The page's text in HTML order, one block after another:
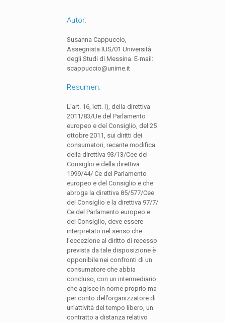
Autor:
Susanna Cappuccio,
Assegnista IUS/01 Università
degli Studi di Messina. E-mail:
scappuccio@unime.it
Resumen:
L’art. 16, lett. l), della direttiva
2011/83/Ue del Parlamento
europeo e del Consiglio, del 25
ottobre 2011, sui diritti dei
consumatori, recante modifica
della direttiva 93/13/Cee del
Consiglio e della direttiva
1999/44/ Ce del Parlamento
europeo e del Consiglio e che
abroga la direttiva 85/577/Cee
del Consiglio e la direttiva 97/7/
Ce del Parlamento europeo e
del Consiglio, deve essere
interpretato nel senso che
l’eccezione al diritto di recesso
prevista da tale disposizione è
opponibile nei confronti di un
consumatore che abbia
concluso, con un intermediario
che agisce in nome proprio ma
per conto dell’organizzatore di
un’attività del tempo libero, un
contratto a distanza relativo